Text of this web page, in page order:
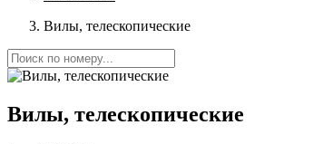
Вилы, телескопические
Вилы, телескопические